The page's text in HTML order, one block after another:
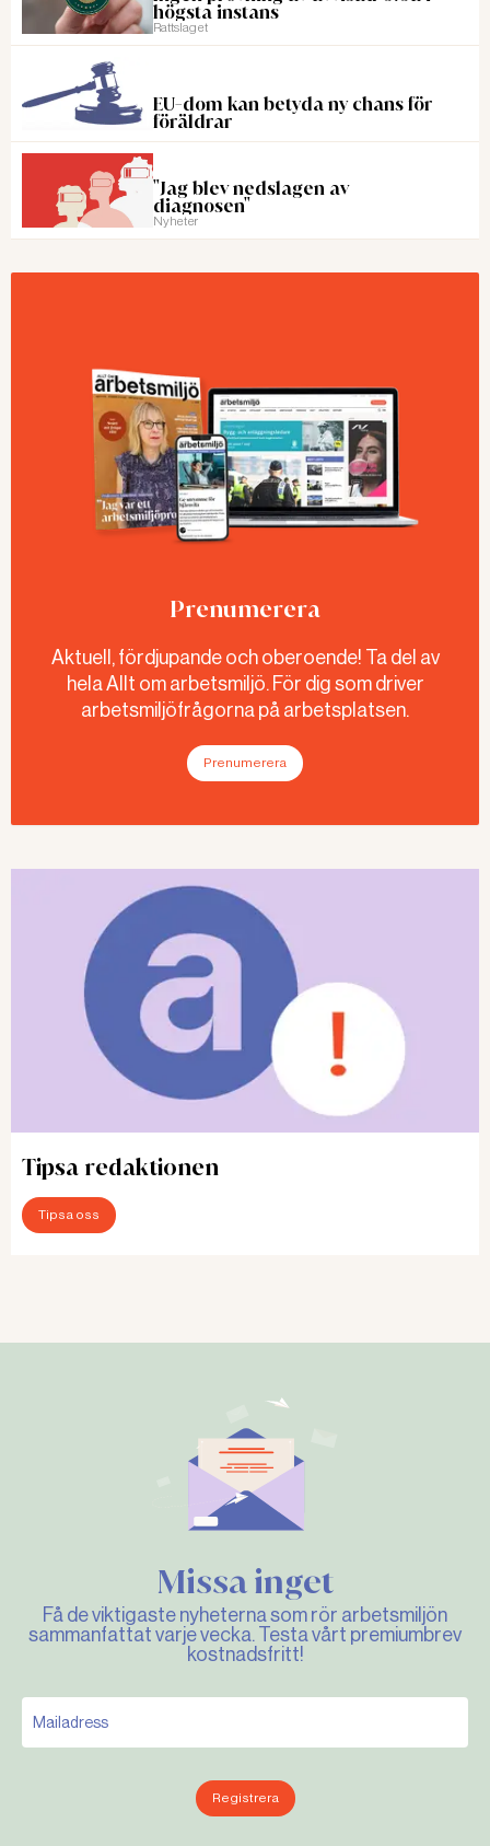
högsta instans
Rattslaget
EU-dom kan betyda ny chans för
föräldrar
"Jag blev nedslagen av
diagnosen"
Nyheter
Prenumerera
Aktuell, fördjupande och oberoende! Ta del av
hela Allt om arbetsmiljö. För dig som driver
arbetsmiljöfrågorna på arbetsplatsen.
Prenumerera
Tipsa redaktionen
Tipsa oss
Missa inget
Få de viktigaste nyheterna som rör arbetsmiljön
sammanfattat varje vecka. Testa vårt premiumbrev
kostnadsfritt!
Registrera